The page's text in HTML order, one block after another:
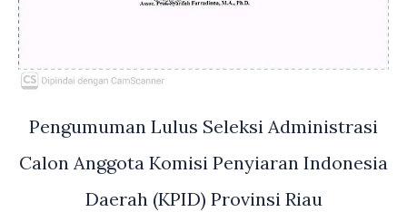
Pengumuman Lulus Seleksi Administrasi
Calon Anggota Komisi Penyiaran Indonesia
Daerah (KPID) Provinsi Riau